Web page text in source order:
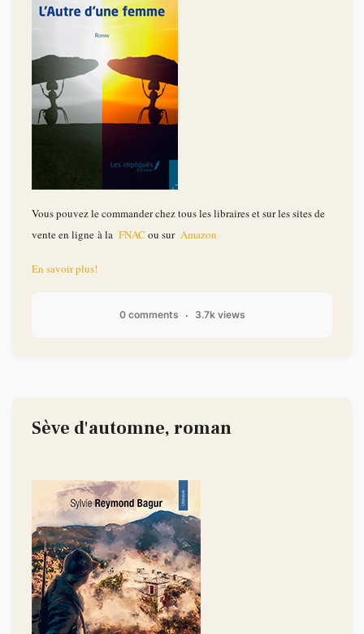
Vous pouvez le commander chez tous les libraires et sur les sites de
vente en ligne à la FNAC ou sur Amazon
En savoir plus!
0 comments 3.7k views
Sève d'automne, roman